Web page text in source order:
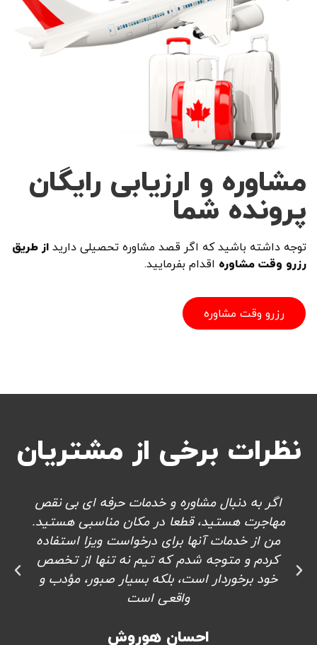
مشاوره و ارزیابی رایگان
پرونده شما
توجه داشته باشید که اگر قصد مشاوره تحصیلی داریداز طریق
رزرو وقت مشاوره اقدام بفرمایید.
رزرو وقت مشاوره
نظرات برخی از مشتریان
اگر به دنبال مشاوره و خدمات حرفه ای بی نقص
مهاجرت هستید، قطعا در مکان مناسبی هستید.
من از خدمات آنها برای درخواست ویزا استفاده
کردم و متوجه شدم که تیم نه تنها از تخصص
خود برخوردار است، بلکه بسیار صبور، مؤدب و
واقعی است
احسان هوروش